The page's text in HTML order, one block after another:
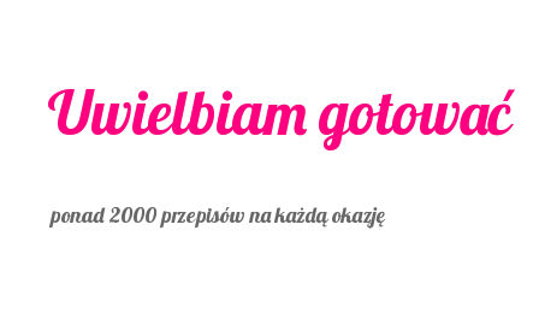
Uwielbiam gotować
ponad 2000 przepisów na każdą okazję